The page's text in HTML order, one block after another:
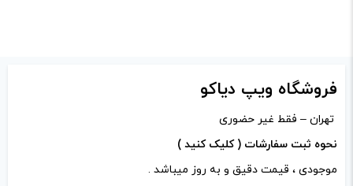
دیدگاه خود را بنویسید
امتیاز شما*
فروشگاه ویپ دیاکو
تهران – فقط غیر حضوری
نحوه ثبت سفارشات ( کلیک کنید )
موجودی ، قیمت دقیق و به روز میباشد .